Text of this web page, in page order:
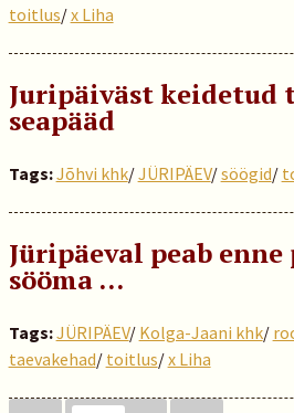
toitlus/x Liha
Juripäiväst keidetud
seapääd
Tags:Jõhvi khk/JÜRIPÄEV/söögid/
Jüripäeval peab enne
sööma ...
Tags:JÜRIPÄEV/ Kolga-Jaani khk/
taevakehad/ toitlus/x Liha